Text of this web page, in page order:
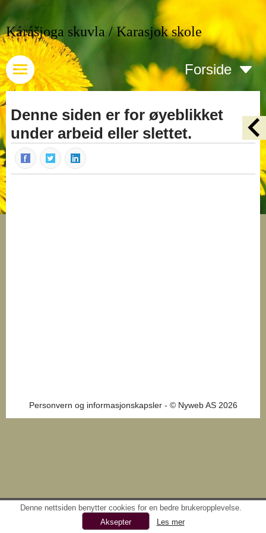
Kárášjoga skuvla / Karasjok skole
Forside
Denne siden er for øyeblikket
under arbeid eller slettet.
Personvern og informasjonskapsler- © Nyweb AS 2026
Denne nettsiden benytter cookies for en bedre brukeropplevelse.
Les mer